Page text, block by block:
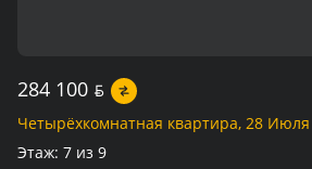
284 100 BYN
Четырёхкомнатная квартира, 28 Июля
Этаж: 7 из 9